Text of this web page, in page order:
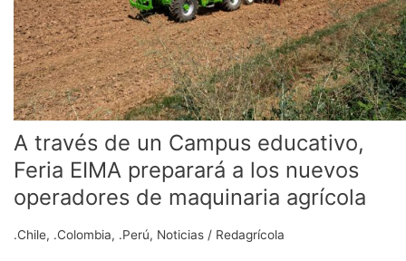
A través de un Campus educativo,
Feria EIMA preparará a los nuevos
operadores de maquinaria agrícola
.Chile, .Colombia, .Perú, Noticias / Redagrícola
a
los
nuevos
operadores
de
maquinaria
agrícola